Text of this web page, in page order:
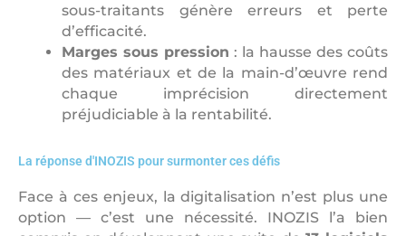
sous-traitants génère erreurs et perte
d’efficacité.
Marges sous pression : la hausse des coûts
des matériaux et de la main-d’œuvre rend
chaque imprécision directement
préjudiciable à la rentabilité.
La réponse d'INOZIS pour surmonter ces défis
Face à ces enjeux, la digitalisation n’est plus une
option — c’est une nécessité. INOZIS l’a bien